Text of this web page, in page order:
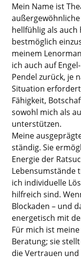
Mein Name ist
hellfühlig als
bestmöglich
meinem
ich auch auf
Pendel zurück, je
Situation
Fähigkeit,
sowohl mich als
unterstützen.
Meine
ständig. Sie
Energie der
Lebensumstände
ich individuelle
hilfreich sind.
Blockaden – und
energetisch mit
Für mich ist
Beratung; sie
die Vertrauen